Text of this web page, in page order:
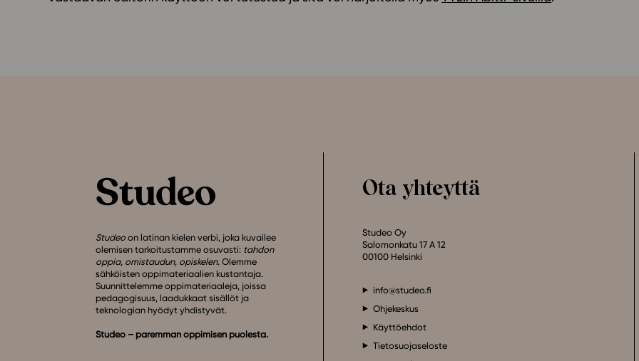
Studeo on latinan kielen verbi, joka kuvailee
olemisen tarkoitustamme osuvasti: tahdon
oppia, omistaudun, opiskelen. Olemme
sähköisten oppimateriaalien kustantaja.
Suunnittelemme oppimateriaaleja, joissa
pedagogisuus, laadukkaat sisällöt ja
teknologian hyödyt yhdistyvät.
Studeo – paremman oppimisen puolesta.
Ota yhteyttä
Studeo Oy
Salomonkatu 17 A 12
00100 Helsinki
info@studeo.fi
Ohjekeskus
Käyttöehdot
Tietosuojaseloste